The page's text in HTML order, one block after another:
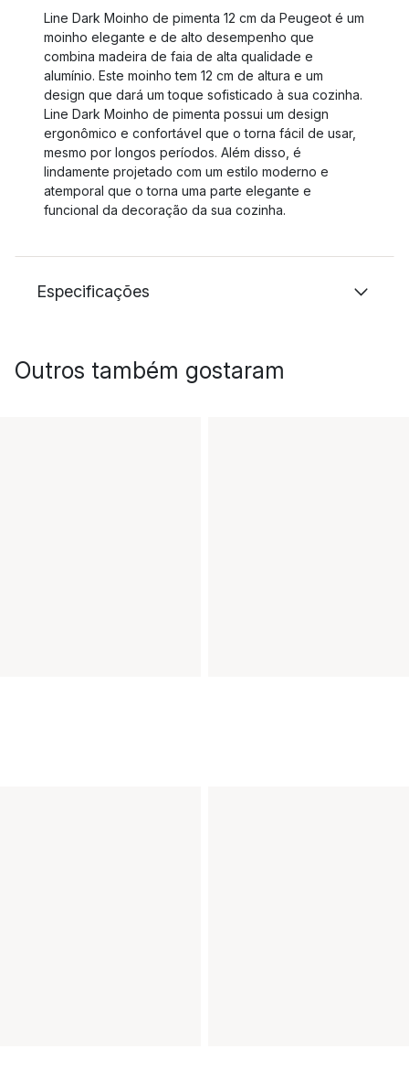
Line Dark Moinho de pimenta 12 cm da Peugeot é um
moinho elegante e de alto desempenho que
combina madeira de faia de alta qualidade e
alumínio. Este moinho tem 12 cm de altura e um
design que dará um toque sofisticado à sua cozinha.
Line Dark Moinho de pimenta possui um design
ergonômico e confortável que o torna fácil de usar,
mesmo por longos períodos. Além disso, é
lindamente projetado com um estilo moderno e
atemporal que o torna uma parte elegante e
funcional da decoração da sua cozinha.
Especificações
Outros também gostaram